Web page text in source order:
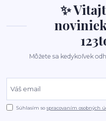
✨
Môžete sa kedykoľvek
Súhlasím sospracovaním osobných